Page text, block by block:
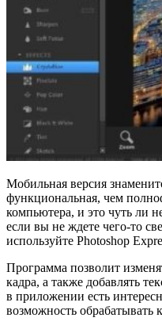
Мобильная версия
функциональная, чем
компьютера, и это чуть ли
если вы не ждете чего-то
используйте Photoshop
Программа позволит
кадра, а также добавлять
в приложении есть
возможность обрабатывать